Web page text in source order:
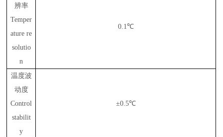
辨率
Temper
ature re
solutio
n
0.1℃
温度波
动度
Control
stabilit
y
±0.5℃